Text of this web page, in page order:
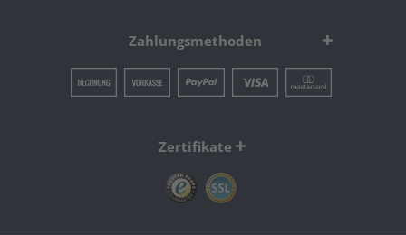
Zahlungsmethoden
Zertifikate